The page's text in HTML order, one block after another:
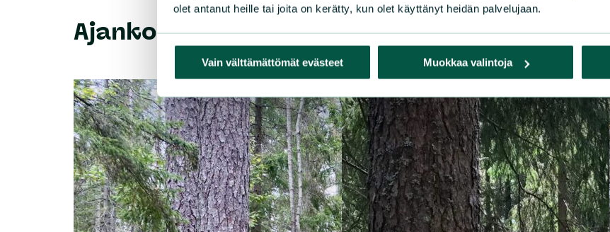
olet antanut heille tai joita on kerätty, kun olet käyttänyt heidän palvelujaan.
Vain välttämättömät evästeet Muokkaa valintoja
Ajankohtaista